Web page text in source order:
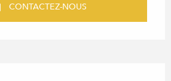
CONTACTEZ-NOUS